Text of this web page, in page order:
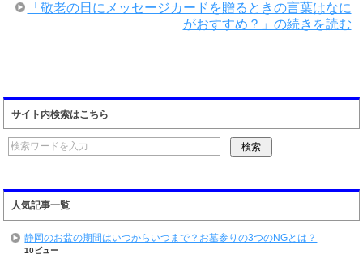
「敬老の日にメッセージカードを贈るときの言葉はなに
がおすすめ？」の続きを読む
サイト内検索はこちら
人気記事一覧
静岡のお盆の期間はいつからいつまで？お墓参りの3つのNGとは？
10ビュー